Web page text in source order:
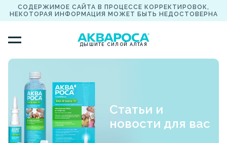
СОДЕРЖИМОЕ САЙТА В ПРОЦЕССЕ КОРРЕКТИРОВОК,
НЕКОТОРАЯ ИНФОРМАЦИЯ МОЖЕТ БЫТЬ НЕДОСТОВЕРНА
ДЫШИТЕ СИЛОЙ АЛТАЯ
Статьи и
новости для вас